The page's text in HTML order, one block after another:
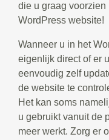
die u graag
WordPress website!
Wanneer u in het
eigenlijk direct of er
eenvoudig zelf
de website te
Het kan soms
u gebruikt vanuit de
meer werkt. Zorg er